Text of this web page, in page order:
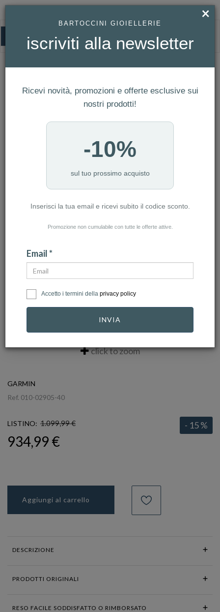
HOMEPAGE
GARMIN FĒNIX® 8 - 51 MM, AMOLED, SAPPHIRE, TITANIO, CARBON
Garmin FĒNIX® 8 - 51 mm, AMOLED,
Sapphire, Titanio, Carbon Grey DLC &
Chestnut (Pelle) Ref. 010-02905-40
click to zoom
GARMIN
Ref. 010-02905-40
LISTINO: 1.099,99 € - 15 %
934,99 €
Aggiungi al carrello
DESCRIZIONE
PRODOTTI ORIGINALI
RESO FACILE SODDISFATTO O RIMBORSATO
×
BARTOCCINI GIOIELLERIE
iscriviti alla newsletter
Ricevi novità, promozioni e offerte esclusive sui
nostri prodotti!
-10%
sul tuo prossimo acquisto
Inserisci la tua email e ricevi subito il codice sconto.
Promozione non cumulabile con tutte le offerte attive.
Email *
Accetto i termini della privacy policy
INVIA